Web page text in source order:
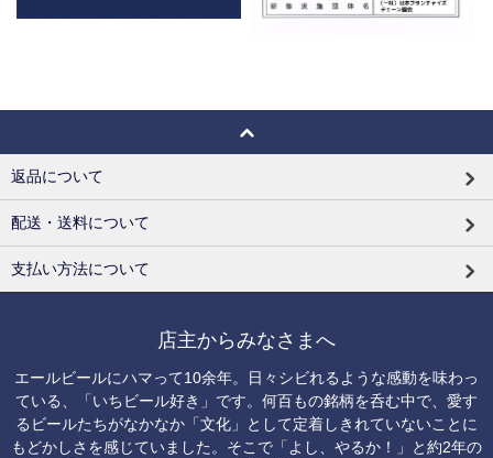
返品について
配送・送料について
支払い方法について
店主からみなさまへ
エールビールにハマって10余年。日々シビれるような感動を味わっ
ている、「いちビール好き」です。何百もの銘柄を呑む中で、愛す
るビールたちがなかなか「文化」として定着しきれていないことに
もどかしさを感じていました。そこで「よし、やるか！」と約2年の